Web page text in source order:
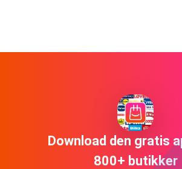
Download den gratis
800+ butikker